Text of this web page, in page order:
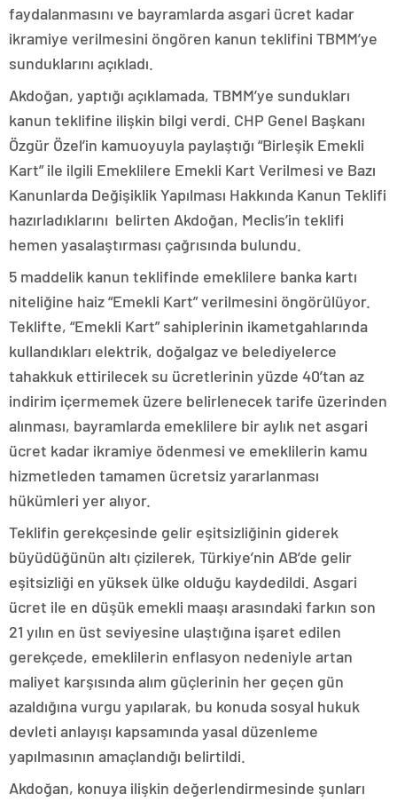
faydalanmasını ve bayramlarda asgari ücret kadar
ikramiye verilmesini öngören kanun teklifini TBMM’ye
sunduklarını açıkladı.
Akdoğan, yaptığı açıklamada, TBMM’ye sundukları
kanun teklifine ilişkin bilgi verdi. CHP Genel Başkanı
Özgür Özel’in kamuoyuyla paylaştığı “Birleşik Emekli
Kart” ile ilgili Emeklilere Emekli Kart Verilmesi ve Bazı
Kanunlarda Değişiklik Yapılması Hakkında Kanun Teklifi
hazırladıklarını belirten Akdoğan, Meclis’in teklifi
hemen yasalaştırması çağrısında bulundu.
5 maddelik kanun teklifinde emeklilere banka kartı
niteliğine haiz “Emekli Kart” verilmesini öngörülüyor.
Teklifte, “Emekli Kart” sahiplerinin ikametgahlarında
kullandıkları elektrik, doğalgaz ve belediyelerce
tahakkuk ettirilecek su ücretlerinin yüzde 40’tan az
indirim içermemek üzere belirlenecek tarife üzerinden
alınması, bayramlarda emeklilere bir aylık net asgari
ücret kadar ikramiye ödenmesi ve emeklilerin kamu
hizmetleden tamamen ücretsiz yararlanması
hükümleri yer alıyor.
Teklifin gerekçesinde gelir eşitsizliğinin giderek
büyüdüğünün altı çizilerek, Türkiye’nin AB’de gelir
eşitsizliği en yüksek ülke olduğu kaydedildi. Asgari
ücret ile en düşük emekli maaşı arasındaki farkın son
21 yılın en üst seviyesine ulaştığına işaret edilen
gerekçede, emeklilerin enflasyon nedeniyle artan
maliyet karşısında alım güçlerinin her geçen gün
azaldığına vurgu yapılarak, bu konuda sosyal hukuk
devleti anlayışı kapsamında yasal düzenleme
yapılmasının amaçlandığı belirtildi.
Akdoğan, konuya ilişkin değerlendirmesinde şunları